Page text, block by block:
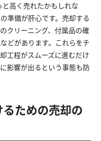
高く売れたかもしれな
準備が肝心です。売却する
クリーニング、付属品の確
どがあります。これらをチ
工程がスムーズに進むだけ
影響が出るという事態も防
ための売却の